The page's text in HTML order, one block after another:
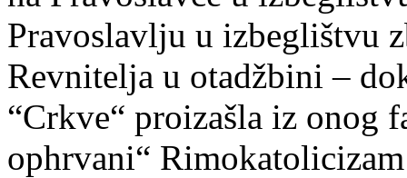
Pravoslavlju u izbeglištvu
Revnitelja u otadžbini –
“Crkve“ proizašla iz onog
ophrvani“